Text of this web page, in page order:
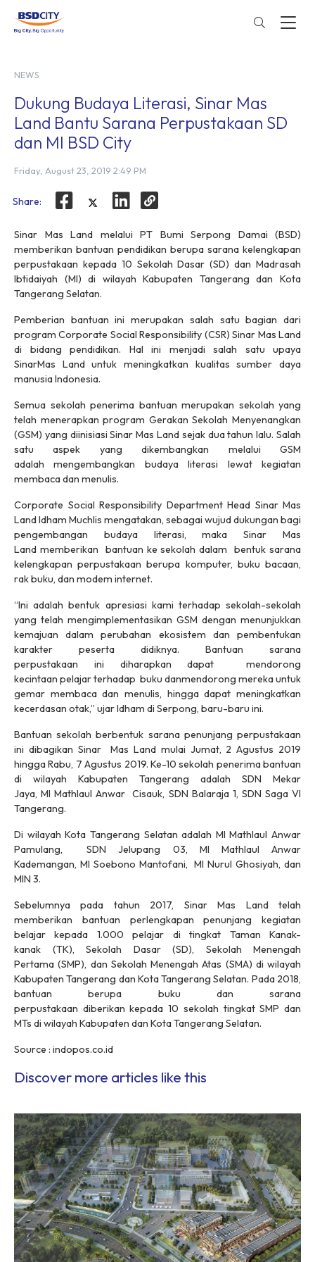
NEWS
Dukung Budaya Literasi, Sinar Mas
Land Bantu Sarana Perpustakaan SD
dan MI BSD City
Friday, August 23, 2019 2:49 PM
Share:
Sinar Mas Land melalui PT Bumi Serpong Damai (BSD)
memberikan bantuan pendidikan berupa sarana kelengkapan
perpustakaan kepada 10 Sekolah Dasar (SD) dan Madrasah
Ibtidaiyah (MI) di wilayah Kabupaten Tangerang dan Kota
Tangerang Selatan.
Pemberian bantuan ini merupakan salah satu bagian dari
programCorporate Social Responsibility (CSR) Sinar Mas Land
di bidang pendidikan. Hal ini menjadi salah satu upaya
SinarMas Land untuk meningkatkan kualitas sumber daya
manusia Indonesia.
Semua sekolah penerima bantuan merupakan sekolah yang
telah menerapkan program Gerakan Sekolah Menyenangkan
(GSM) yang diinisiasi Sinar Mas Land sejak dua tahun lalu. Salah
satu aspek yang dikembangkan melalui GSM
adalah mengembangkan budaya literasi lewat kegiatan
membaca dan menulis.
Corporate Social Responsibility Department Head Sinar Mas
Land Idham Muchlis mengatakan, sebagai wujud dukungan bagi
pengembangan budaya literasi, maka Sinar Mas
Land memberikan bantuan ke sekolah dalam bentuk sarana
kelengkapan perpustakaan berupa komputer, buku bacaan,
rak buku, dan modem internet.
“Ini adalah bentuk apresiasi kami terhadap sekolah-sekolah
yang telah mengimplementasikan GSM dengan menunjukkan
kemajuan dalam perubahan ekosistem dan pembentukan
karakter peserta didiknya. Bantuan sarana
perpustakaan ini diharapkan dapat mendorong
kecintaan pelajar terhadap buku danmendorong mereka untuk
gemar membaca dan menulis, hingga dapat meningkatkan
kecerdasan otak,” ujar Idham di Serpong, baru-baru ini.
Bantuan sekolah berbentuk sarana penunjang perpustakaan
ini dibagikan Sinar Mas Land mulai Jumat, 2 Agustus 2019
hingga Rabu, 7 Agustus 2019. Ke-10 sekolah penerima bantuan
di wilayah Kabupaten Tangerang adalah SDN Mekar
Jaya, MI Mathlaul Anwar Cisauk, SDN Balaraja 1, SDN Saga VI
Tangerang.
Di wilayah Kota Tangerang Selatan adalah MI Mathlaul Anwar
Pamulang, SDN Jelupang 03, MI Mathlaul Anwar
Kademangan, MI Soebono Mantofani, MI Nurul Ghosiyah, dan
MIN 3.
Sebelumnya pada tahun 2017, Sinar Mas Land telah
memberikan bantuan perlengkapan penunjang kegiatan
belajar kepada 1.000 pelajar di tingkat Taman Kanak-
kanak (TK), Sekolah Dasar (SD), Sekolah Menengah
Pertama (SMP), dan Sekolah Menengah Atas (SMA) di wilayah
Kabupaten Tangerang dan Kota Tangerang Selatan. Pada 2018,
bantuan berupa buku dan sarana
perpustakaan diberikan kepada 10 sekolah tingkat SMP dan
MTs di wilayah Kabupaten dan Kota Tangerang Selatan.
Source : indopos.co.id
Discover more articles like this